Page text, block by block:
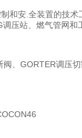
安.全装置的技术
压站、燃气管网和
、GORTER调压